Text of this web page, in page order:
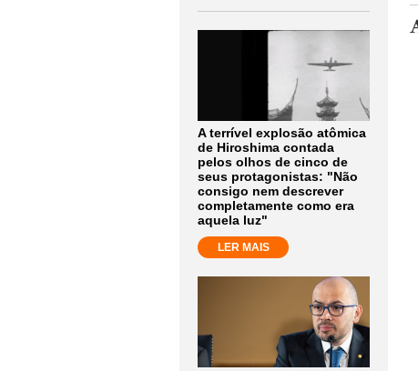
A terrível explosão atômica
de Hiroshima contada
pelos olhos de cinco de
seus protagonistas: "Não
consigo nem descrever
completamente como era
aquela luz"
LER MAIS